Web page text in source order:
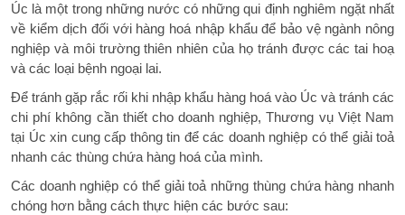
Úc là một trong những nước có những qui định nghiêm ngặt nhất
về kiểm dịch đối với hàng hoá nhập khẩu để bảo vệ ngành nông
nghiệp và môi trường thiên nhiên của họ tránh được các tai hoạ
và các loại bệnh ngoại lai.
Để tránh gặp rắc rối khi nhập khẩu hàng hoá vào Úc và tránh các
chi phí không cần thiết cho doanh nghiệp, Thương vụ Việt Nam
tại Úc xin cung cấp thông tin để các doanh nghiệp có thể giải toả
nhanh các thùng chứa hàng hoá của mình.
Các doanh nghiệp có thể giải toả những thùng chứa hàng nhanh
chóng hơn bằng cách thực hiện các bước sau: